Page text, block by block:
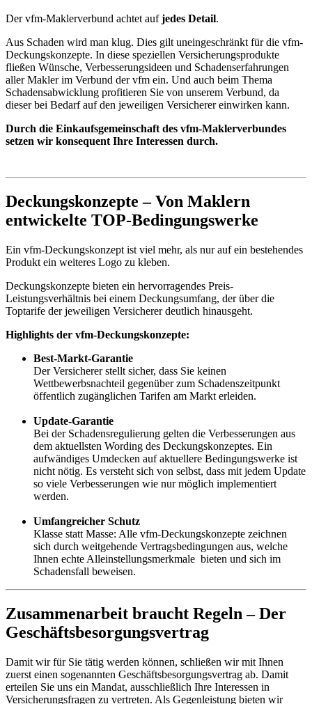
Der vfm-Maklerverbund achtet aufjedes Detail.
Aus Schaden wird man klug. Dies gilt uneingeschränkt für die vfm-
Deckungskonzepte. In diese speziellen Versicherungsprodukte
fließen Wünsche, Verbesserungsideen und Schadenserfahrungen
aller Makler im Verbund der vfm ein. Und auch beim Thema
Schadensabwicklung profitieren Sie von unserem Verbund, da
dieser bei Bedarf auf den jeweiligen Versicherer einwirken kann.
Durch die Einkaufsgemeinschaft des vfm-Maklerverbundes
setzen wir konsequent Ihre Interessen durch.
Deckungskonzepte – Von Maklern
entwickelte TOP-Bedingungswerke
Ein vfm-Deckungskonzept ist viel mehr, als nur auf ein bestehendes
Produkt ein weiteres Logo zu kleben.
Deckungskonzepte bieten ein hervorragendes Preis-
Leistungsverhältnis bei einem Deckungsumfang, der über die
Toptarife der jeweiligen Versicherer deutlich hinausgeht.
Highlights der vfm-Deckungskonzepte:
Best-Markt-Garantie
Der Versicherer stellt sicher, dass Sie keinen
Wettbewerbsnachteil gegenüber zum Schadenszeitpunkt
öffentlich zugänglichen Tarifen am Markt erleiden.
Update-Garantie
Bei der Schadensregulierung gelten die Verbesserungen aus
dem aktuellsten Wording des Deckungskonzeptes. Ein
aufwändiges Umdecken auf aktuellere Bedingungswerke ist
nicht nötig. Es versteht sich von selbst, dass mit jedem Update
so viele Verbesserungen wie nur möglich implementiert
werden.
Umfangreicher Schutz
Klasse statt Masse: Alle vfm-Deckungskonzepte zeichnen
sich durch weitgehende Vertragsbedingungen aus, welche
Ihnen echte Alleinstellungsmerkmale bieten und sich im
Schadensfall beweisen.
Zusammenarbeit braucht Regeln – Der
Geschäftsbesorgungsvertrag
Damit wir für Sie tätig werden können, schließen wir mit Ihnen
zuerst einen sogenannten Geschäftsbesorgungsvertrag ab. Damit
erteilen Sie uns ein Mandat, ausschließlich Ihre Interessen in
Versicherungsfragen zu vertreten. Als Gegenleistung bieten wir